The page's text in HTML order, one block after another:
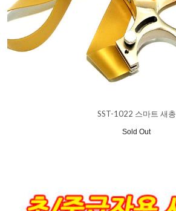
SST-1022 스마트 새총
Sold Out